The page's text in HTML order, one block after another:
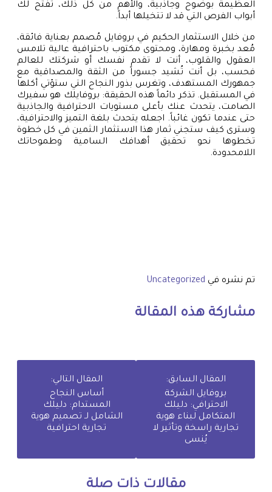
العظيمة بوضوح وجاذبية، والأهم من كل ذلك، تفتح لك
أبواب الفرص التي قد لا تتخيلها أبداً.
من خلال الاستثمار الحكيم في بروفايل مُصمم بعناية فائقة،
مُعد بخبرة ومهارة، ومحتوى مكتوب باحترافية عالية تلامس
العقول والقلوب، أنت لا تقدم نفسك أو شركتك للعالم
فحسب، بل أنت تُشيد جسوراً من الثقة والمصداقية مع
جمهورك المستهدف، وتغرس بذور النجاح التي ستؤتي أكلها
في المستقبل. تذكر دائماً هذه الحقيقة: بروفايلك هو سفيرك
الصامت، يتحدث عنك بأعلى مستويات الاحترافية والجاذبية
حتى عندما تكون غائباً. اجعله يتحدث بلغة التميز والاحترافية،
وسترى كيف ستجني ثمار هذا الاستثمار الثمين في كل خطوة
تخطوها نحو تحقيق أهدافك السامية وطموحاتك
اللامحدودة.
تم نشره في Uncategorized
مشاركة هذه المقالة
المقال السابق:
بروفايل الشركة
الاحترافي: دليلك
المتكامل لبناء هوية
تجارية راسخة وتأثير لا
يُنسى
المقال التالي:
أساس النجاح
المستدام: دليلك
الشامل لـ تصميم هوية
تجارية احترافية
مقالات ذات صلة